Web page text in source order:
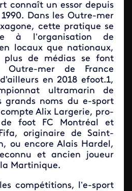
connaît un essor depuis
Dans les Outre-mer
cette pratique se
à l’organisation de
locaux que nationaux,
de médias se font
Outre-mer de France
en 2018 efoot.1,
ultramarin de
grands noms du e-sport
Alix Largerie, pro-
foot FC Montréal et
originaire de Saint-
ou encore Alais Hardel,
et ancien joueur
Martinique.
compétitions, l’e-sport